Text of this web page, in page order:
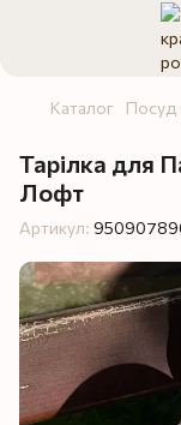
Каталог Посуд
Тарілка для
Лофт
Артикул: